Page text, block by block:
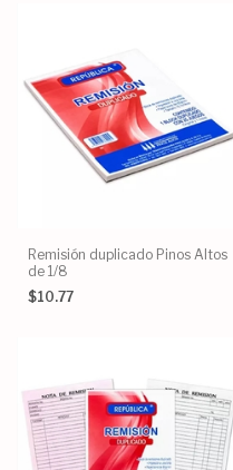
Remisión duplicado Pinos Altos
de 1/8
$10.77